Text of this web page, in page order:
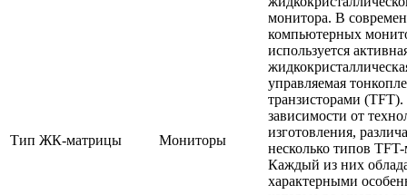
Тип ЖК-матрицы Мониторы
монитора. В
компьютерных
используется
управляемая
транзисторами
зависимости от
изготовления,
несколько типов
Каждый из них
характерными